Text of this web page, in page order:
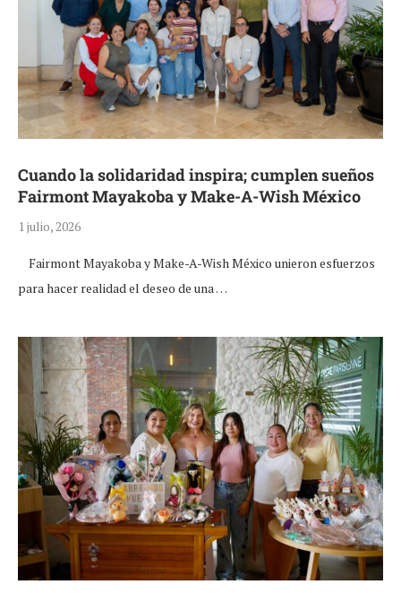
Cuando la solidaridad inspira; cumplen sueños
Fairmont Mayakoba y Make-A-Wish México
1 julio, 2026
Fairmont Mayakoba y Make-A-Wish México unieron esfuerzos
para hacer realidad el deseo de una …